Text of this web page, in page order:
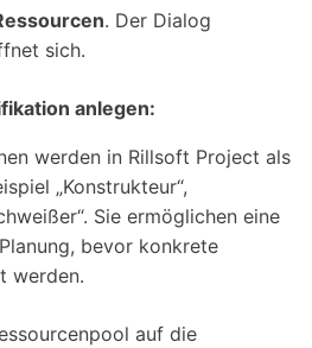
. Der Dialog
sich.
anlegen:
werden in Rillsoft Project als
„Konstrukteur“,
Sie ermöglichen eine
bevor konkrete
werden.
auf die